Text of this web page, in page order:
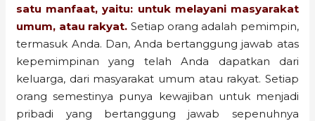
satu manfaat, yaitu: untuk melayani masyarakat
umum, atau rakyat. Setiap orang adalah pemimpin,
termasuk Anda. Dan, Anda bertanggung jawab atas
kepemimpinan yang telah Anda dapatkan dari
keluarga, dari masyarakat umum atau rakyat. Setiap
orang semestinya punya kewajiban untuk menjadi
pribadi yang bertanggung jawab sepenuhnya